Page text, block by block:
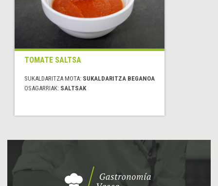
TOMATE SALTSA
SUKALDARITZA MOTA: SUKALDARITZA BEGANOA
OSAGARRIAK: SALTSAK